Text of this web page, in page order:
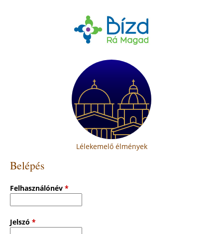
Lélekemelő élmények
Belépés
Felhasználónév *
Jelszó *